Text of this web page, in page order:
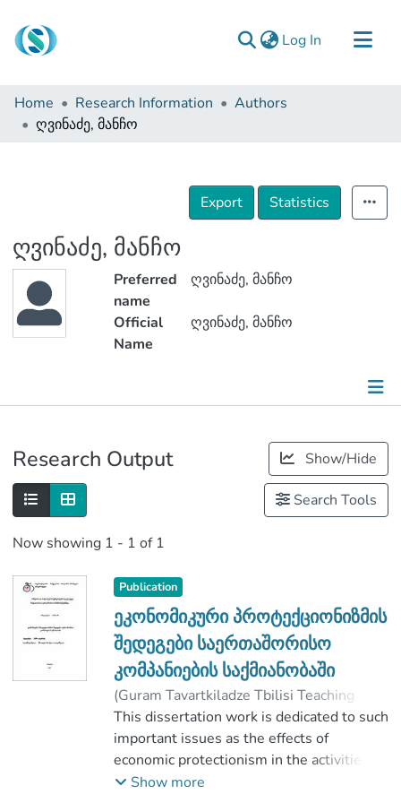
Log In (current)
Communities & Collections
Browse
Home Research Information
Authors
ღვინაძე, მანჩო
Export Statistics
ღვინაძე, მანჩო
Preferred
name
ღვინაძე, მანჩო
Official
Name
ღვინაძე, მანჩო
Research Output Show/Hide
Search Tools
Now showing 1 - 1 of 1
Publication
ეკონომიკური პროტექციონიზმის
შედეგები საერთაშორისო
კომპანიების საქმიანობაში
(Guram Tavartkiladze Tbilisi Teaching
University,2019 )ღვინაძე, მანჩო
;
ალადაშვილი, ბესო
;
Faculty of Business and Social Sciences
This dissertation work is dedicated to such
important issues as the effects of
economic protectionism in the activities of
international companies. In the
Show more